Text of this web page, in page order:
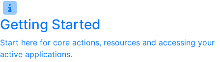
Getting Started
Start here for core actions, resources and accessing your
active applications.